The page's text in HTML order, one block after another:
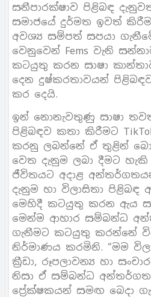
සනීපාරක්ෂාව පිළිබඳ
සමාජයේ දුර්මත ඉවත්
අවශ්‍ය සම්පත් සපයා
වෙනුවෙන් Fems වැනි
කටයුතු කරන සාෂා
දෙන දුෂ්කරතාවයන්
කර දෙයි.
ඉන් නොනැවතුණු සාෂා
පිළිබඳව කතා කිරීමට
කරනු ලබන්නේ ඒ තුළින්
වෙත දැනුම ලබා දීමට හැකි
ජීවිතයට අදාළ
දැනුම හා විලාසිතා පිළිබඳ
මෙහිදී කටයුතු කරන ඇය
මෙන්ම ආහාර සම්බන්ධ
ගැනීමට කටයුතු කරන්නේ
නිර්මාණය කරමිනි. “මම
ක්‍රීඩා, රූපලාවන්‍ය හා
නිසා ඒ සම්බන්ධ
ප්‍රේක්ෂකයන් සමඟ බෙදා